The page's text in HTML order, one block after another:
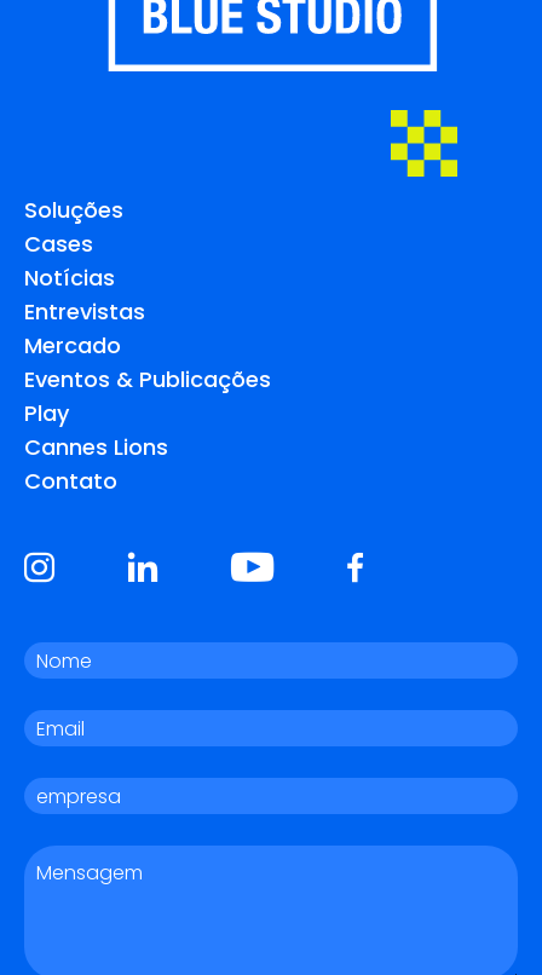
Soluções
Cases
Notícias
Entrevistas
Mercado
Eventos & Publicações
Play
Cannes Lions
Contato